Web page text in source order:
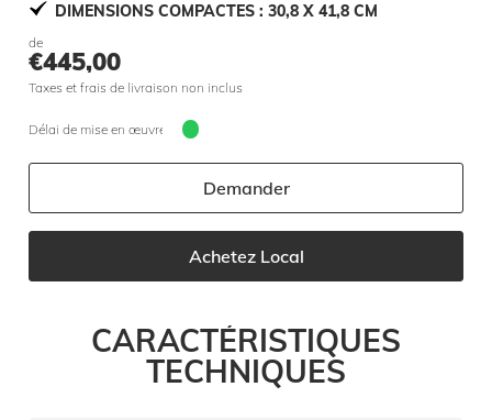
DIMENSIONS COMPACTES : 30,8 X 41,8 CM
de
€445,00
Taxes et frais de livraison non inclus
Délai de mise en œuvre 5 jours
Demander
Achetez Local
CARACTÉRISTIQUES
TECHNIQUES